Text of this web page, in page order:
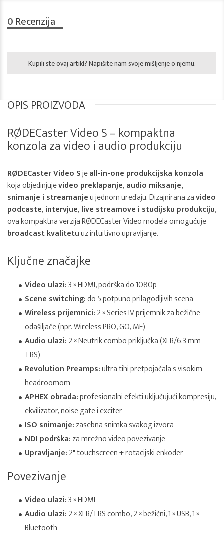
0 Recenzija
Kupili ste ovaj artikl? Napišite nam svoje mišljenje o njemu.
OPIS PROIZVODA
RØDECaster Video S – kompaktna
konzola za video i audio produkciju
RØDECaster Video Sjeall-in-one produkcijska konzola
koja objedinjujevideo preklapanje, audio miksanje,
snimanje i streamanjeu jednom uređaju. Dizajnirana zavideo
podcaste, intervjue, live streamove i studijsku produkciju,
ova kompaktna verzija RØDECaster Video modela omogućuje
broadcast kvalitetuuz intuitivno upravljanje.
Ključne značajke
Video ulazi:3 × HDMI, podrška do 1080p
Scene switching:do 5 potpuno prilagodljivih scena
Wireless prijemnici:2 × Series IV prijemnik za bežične
odašiljače (npr. Wireless PRO, GO, ME)
Audio ulazi:2 × Neutrik combo priključka (XLR/6.3 mm
TRS)
Revolution Preamps:ultra tihi pretpojačala s visokim
headroomom
APHEX obrada:profesionalni efekti uključujući kompresiju,
ekvilizator, noise gate i exciter
ISO snimanje:zasebna snimka svakog izvora
NDI podrška:za mrežno video povezivanje
Upravljanje:2" touchscreen + rotacijski enkoder
Povezivanje
Video ulazi:3 × HDMI
Audio ulazi:2 × XLR/TRS combo, 2 × bežični, 1 × USB, 1 ×
Bluetooth